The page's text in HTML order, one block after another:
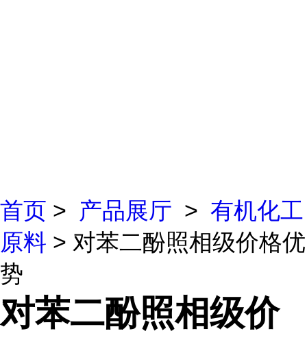
首页 > 产品展厅 > 有机化工
原料 > 对苯二酚照相级价格优
势
对苯二酚照相级价